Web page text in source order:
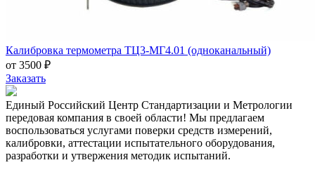
Калибровка термометра ТЦ3-МГ4.01 (одноканальный)
от 3500 ₽
Заказать
Единый Российский Центр Стандартизации и Метрологии
передовая компания в своей области! Мы предлагаем
воспользоваться услугами поверки средств измерений,
калибровки, аттестации испытательного оборудования,
разработки и утвержения методик испытаний.